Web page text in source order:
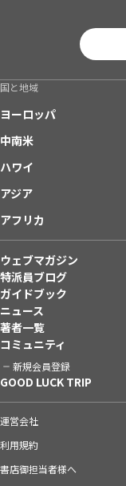
国と地域
ヨーロッパ
中南米
ハワイ
アジア
アフリカ
ウェブマガジン
特派員ブログ
ガイドブック
ニュース
著者一覧
コミュニティ
新規会員登録
GOOD LUCK TRIP
運営会社
利用規約
書店御担当者様へ